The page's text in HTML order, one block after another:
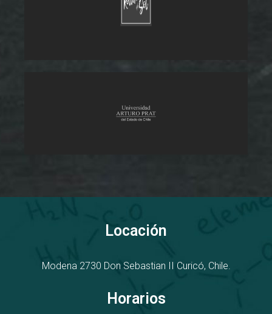
Locación
Modena 2730 Don Sebastian II Curicó, Chile.
Horarios